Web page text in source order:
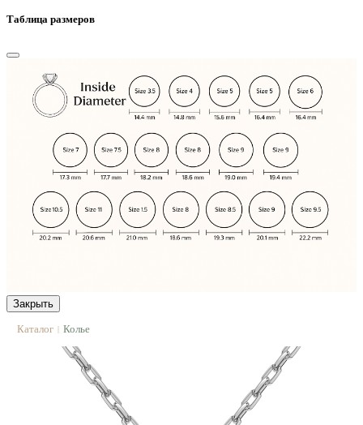
Таблица размеров
Закрыть
Каталог | Колье